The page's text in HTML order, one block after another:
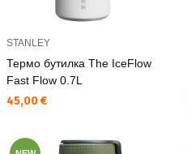
STANLEY
Термо бутилка The IceFlow
Fast Flow 0.7L
Текуща цена:
45,00 €